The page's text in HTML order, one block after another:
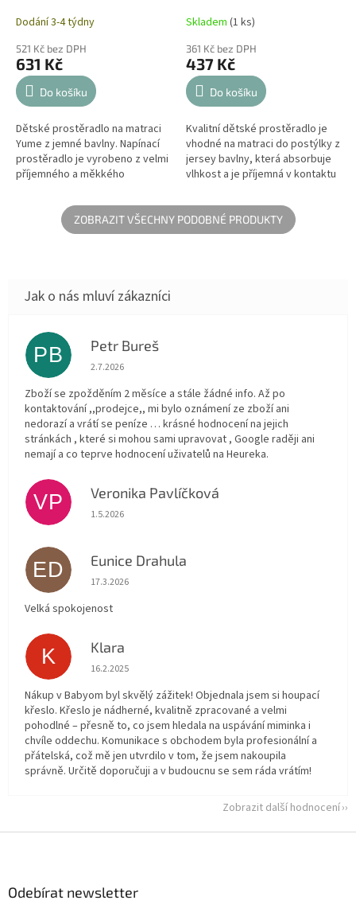
Dodání 3-4 týdny
521 Kč bez DPH
631 Kč
Do košíku
Dětské prostěradlo na matraci
Yume z jemné bavlny. Napínací
prostěradlo je vyrobeno z velmi
příjemného a měkkého
antibakteriální a protialergení
Skladem (1 ks)
361 Kč bez DPH
437 Kč
Do košíku
Kvalitní dětské prostěradlo je
vhodné na matraci do postýlky z
jersey bavlny, která absorbuje
vlhkost a je příjemná v kontaktu
vyrobeno z velmi...
ZOBRAZIT VŠECHNY PODOBNÉ PRODUKTY
PB Petr Bureš
Hodnocení obchodu je 1 z 5 hvězdiček.
2.7.2026
Zboží se zpožděním 2 měsíce a stále žádné info. Až po
kontaktování ,,prodejce,, mi bylo oznámení ze zboží ani
nedorazí a vrátí se peníze … krásné hodnocení na jejich
stránkách , které si mohou sami upravovat , Google raději ani
nemají a co teprve hodnocení uživatelů na Heureka.
VP Veronika Pavlíčková
Hodnocení obchodu je 5 z 5 hvězdiček.
1.5.2026
ED Eunice Drahula
Hodnocení obchodu je 5 z 5 hvězdiček.
17.3.2026
Velká spokojenost
K Klara
Hodnocení obchodu je 5 z 5 hvězdiček.
16.2.2025
Nákup v Babyom byl skvělý zážitek! Objednala jsem si houpací
křeslo. Křeslo je nádherné, kvalitně zpracované a velmi
pohodlné – přesně to, co jsem hledala na uspávání miminka i
chvíle oddechu. Komunikace s obchodem byla profesionální a
přátelská, což mě jen utvrdilo v tom, že jsem nakoupila
správně. Určitě doporučuji a v budoucnu se sem ráda vrátím!
Zobrazit další hodnocení
Odebírat newsletter